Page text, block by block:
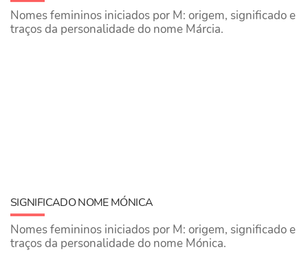
Nomes femininos iniciados por M: origem, significado e
traços da personalidade do nome Márcia.
SIGNIFICADO NOME MÓNICA
Nomes femininos iniciados por M: origem, significado e
traços da personalidade do nome Mónica.